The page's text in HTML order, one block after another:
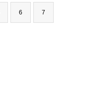
6 7